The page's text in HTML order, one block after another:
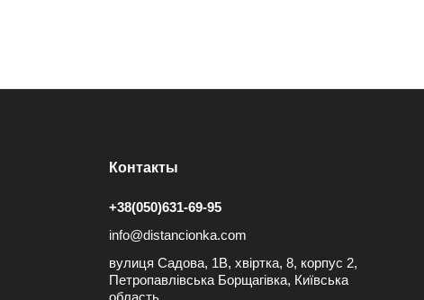
Контакты
+38(050)631-69-95
info@distancionka.com
вулиця Садова, 1В, хвіртка, 8, корпус 2,
Петропавлівська Борщагівка, Київська